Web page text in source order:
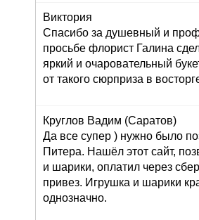
Виктория
Спасибо за душевный и
просьбе флорист Галина
яркий и очаровательный
от такого сюрприза в
Круглов Вадим (Саратов)
Да все супер ) нужно было
Питера. Нашёл этот сайт,
и шарики, оплатил через
привез. Игрушка и шарики
однозначно.